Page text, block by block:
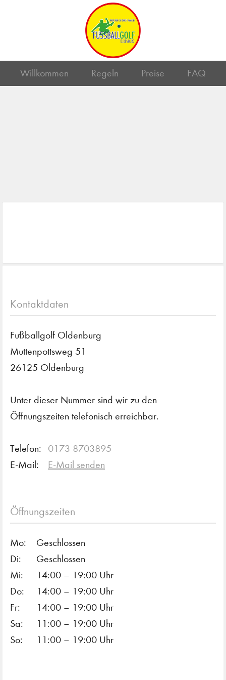
Willkommen Regeln Preise FAQ
Kontaktdaten
Fußballgolf Oldenburg
Muttenpottsweg 51
26125 Oldenburg
Unter dieser Nummer sind wir zu den
Öffnungszeiten telefonisch erreichbar.
Telefon:
0173 8703895
E-Mail:
E-Mail senden
Öffnungszeiten
Mo:
Geschlossen
Di:
Geschlossen
Mi:
14:00 – 19:00 Uhr
Do:
14:00 – 19:00 Uhr
Fr:
14:00 – 19:00 Uhr
Sa:
11:00 – 19:00 Uhr
So:
11:00 – 19:00 Uhr